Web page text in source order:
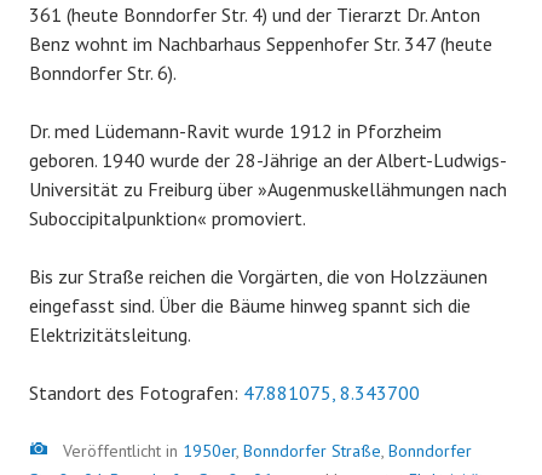
361 (heute Bonndorfer Str. 4) und der Tierarzt Dr. Anton
Benz wohnt im Nachbarhaus Seppenhofer Str. 347 (heute
Bonndorfer Str. 6).
Dr. med Lüdemann-Ravit wurde 1912 in Pforzheim
geboren. 1940 wurde der 28-Jährige an der Albert-Ludwigs-
Universität zu Freiburg über »Augenmuskellähmungen nach
Suboccipitalpunktion« promoviert.
Bis zur Straße reichen die Vorgärten, die von Holzzäunen
eingefasst sind. Über die Bäume hinweg spannt sich die
Elektrizitätsleitung.
Standort des Fotografen: 47.881075, 8.343700
Bild
Veröffentlicht in 1950er, Bonndorfer Straße Bonndorfer